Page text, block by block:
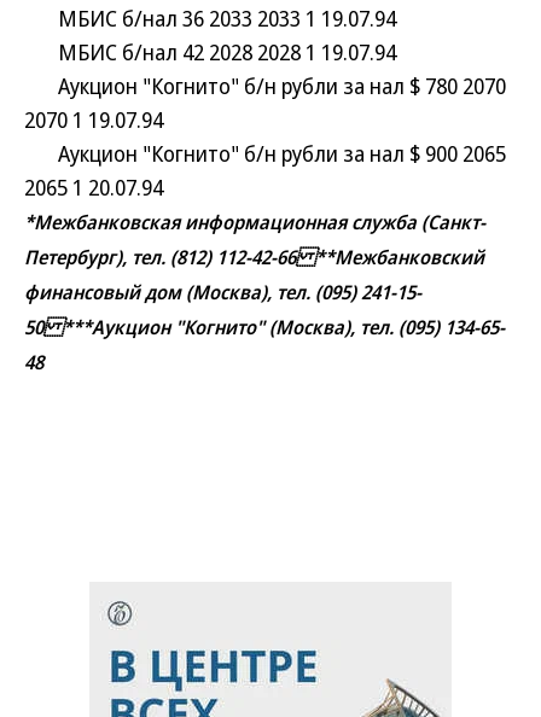
МБИС б/нал 36 2033 2033 1 19.07.94
МБИС б/нал 42 2028 2028 1 19.07.94
Аукцион "Когнито" б/н рубли за нал $ 780 2070
2070 1 19.07.94
Аукцион "Когнито" б/н рубли за нал $ 900 2065
2065 1 20.07.94
*Межбанковская информационная служба (Санкт-
Петербург), тел. (812) 112-42-66 **Межбанковский
финансовый дом (Москва), тел. (095) 241-15-
50 ***Аукцион "Когнито" (Москва), тел. (095) 134-65-
48